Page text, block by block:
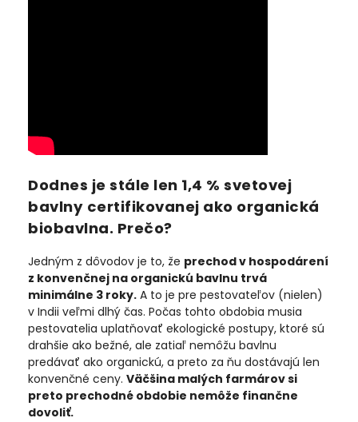
Dodnes je stále len 1,4 % svetovej
bavlny certifikovanej ako organická
biobavlna. Prečo?
Jedným z dôvodov je to, že prechod v hospodárení
z konvenčnej na organickú bavlnu trvá
minimálne 3 roky. A to je pre pestovateľov (nielen)
v Indii veľmi dlhý čas. Počas tohto obdobia musia
pestovatelia uplatňovať ekologické postupy, ktoré sú
drahšie ako bežné, ale zatiaľ nemôžu bavlnu
predávať ako organickú, a preto za ňu dostávajú len
konvenčné ceny. Väčšina malých farmárov si
preto prechodné obdobie nemôže finančne
dovoliť.